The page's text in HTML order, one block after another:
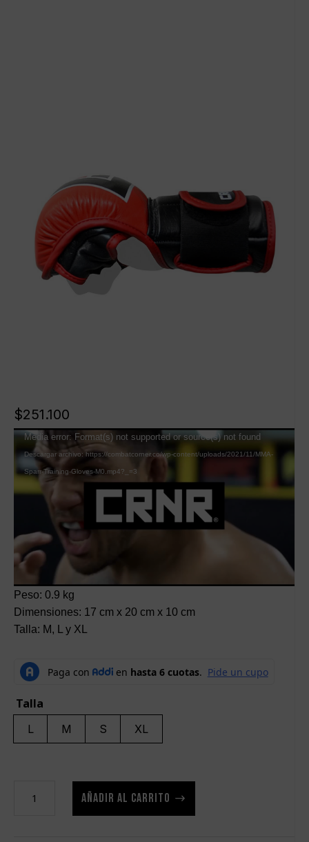
$251.100
Reproductor
de
vídeo
Media error: Format(s) not supported or source(s) not found
Descargar archivo: https://combatcorner.co/wp-content/uploads/2021/11/MMA-
Sparr-Training-Gloves-M0.mp4?_=3
Peso: 0.9 kg
Dimensiones: 17 cm x 20 cm x 10 cm
Talla: M, L y XL
Talla
L M S XL
AÑADIR AL CARRITO